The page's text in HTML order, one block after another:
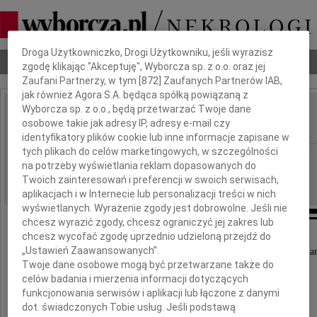
Nekrologi Odeszli Poradnik pogrzebowy
IMIĘ I NAZWISKO: Jacek Pelc
REGION: Opole
DATA EMISJI: 15.11.2021
Z żalem zawiadamiamy, iż dnia 11 listopada
nasz ukochany Tato i Dziadek,
pełen dobroci Człowiek
Dbamy o Twoją prywatność
Droga Użytkowniczko, Drogi Użytkowniku, jeśli wyrazisz
zgodę klikając "Akceptuję", Wyborcza sp. z o.o. oraz jej
Zaufani Partnerzy, w tym [872 ] Zaufanych Partnerów IAB,
jak również Agora S.A. będąca spółką powiązaną z
Wyborcza sp. z o.o., będą przetwarzać Twoje dane
osobowe takie jak adresy IP, adresy e-mail czy
identyfikatory plików cookie lub inne informacje zapisane w
tych plikach do celów marketingowych, w szczególności
na potrzeby wyświetlania reklam dopasowanych do
Twoich zainteresowań i preferencji w swoich serwisach,
aplikacjach i w Internecie lub personalizacji treści w nich
wyświetlanych. Wyrażenie zgody jest dobrowolne. Jeśli nie
chcesz wyrazić zgody, chcesz ograniczyć jej zakres lub
chcesz wycofać zgodę uprzednio udzieloną przejdź do
„Ustawień Zaawansowanych”.
Twoje dane osobowe mogą być przetwarzane także do
celów badania i mierzenia informacji dotyczących
funkcjonowania serwisów i aplikacji lub łączone z danymi
dot. świadczonych Tobie usług. Jeśli podstawą